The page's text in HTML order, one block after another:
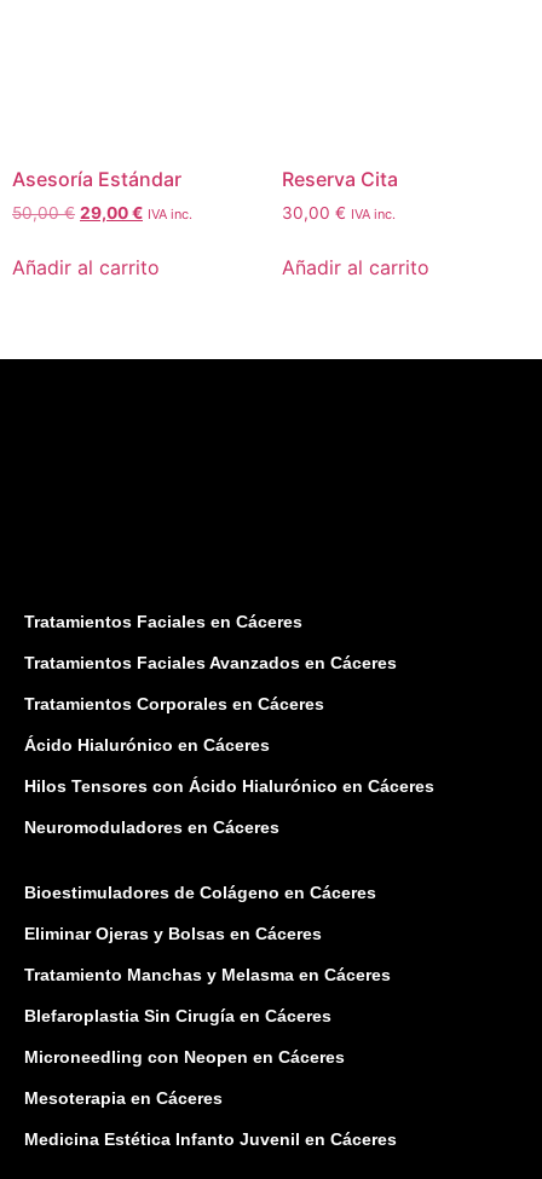
Asesoría Estándar
50,00€ 29,00€ IVA inc.
Añadir al carrito
Reserva Cita
30,00 € IVA inc.
Añadir al carrito
Tratamientos Faciales en Cáceres
Tratamientos Faciales Avanzados en Cáceres
Tratamientos Corporales en Cáceres
Ácido Hialurónico en Cáceres
Hilos Tensores con Ácido Hialurónico en Cáceres
Neuromoduladores en Cáceres
Bioestimuladores de Colágeno en Cáceres
Eliminar Ojeras y Bolsas en Cáceres
Tratamiento Manchas y Melasma en Cáceres
Blefaroplastia Sin Cirugía en Cáceres
Microneedling con Neopen en Cáceres
Mesoterapia en Cáceres
Medicina Estética Infanto Juvenil en Cáceres